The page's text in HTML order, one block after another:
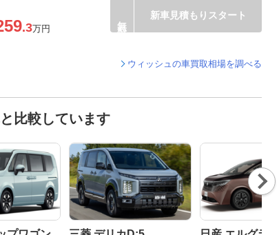
.3万円
新車見積もりスタート
ウィッシュの車買取相場を調べる
比較しています
Nex
t